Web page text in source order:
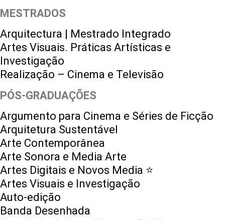
MESTRADOS
Arquitectura | Mestrado Integrado
Artes Visuais. Práticas Artísticas e
Investigação
Realização – Cinema e Televisão
PÓS-GRADUAÇÕES
Argumento para Cinema e Séries de Ficção
Arquitetura Sustentável
Arte Contemporânea
Arte Sonora e Media Arte
Artes Digitais e Novos Media ⭐️
Artes Visuais e Investigação
Auto-edição
Banda Desenhada